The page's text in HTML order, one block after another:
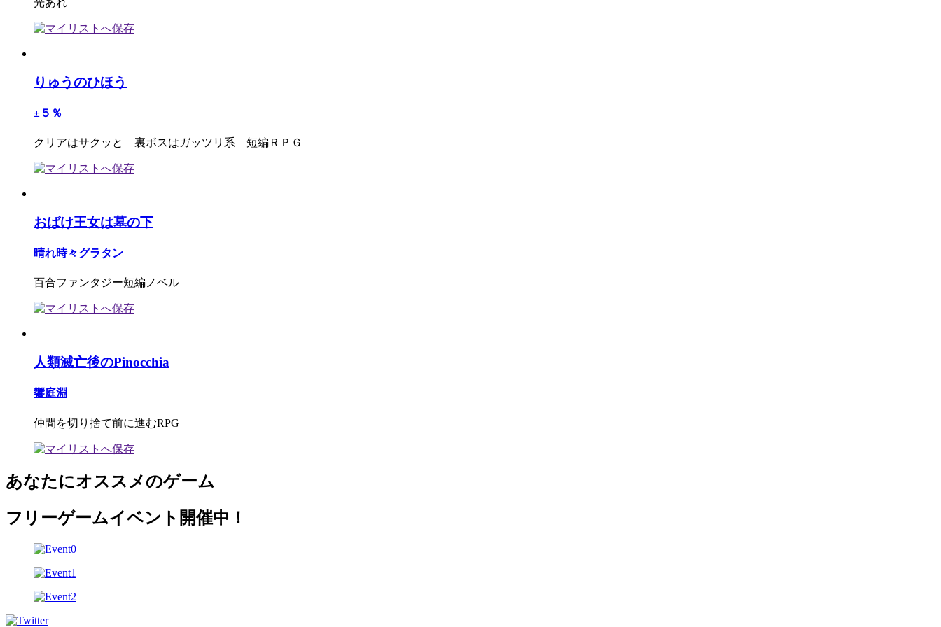
りゅうのひほう
±５％
クリアはサクッと 裏ボスはガッツリ系 短編ＲＰＧ
おばけ王女は墓の下
晴れ時々グラタン
百合ファンタジー短編ノベル
人類滅亡後のPinocchia
饗庭淵
仲間を切り捨て前に進むRPG
あなたにオススメのゲーム
フリーゲームイベント開催中！